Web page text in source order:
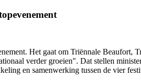
Het gaat om Triënnale
verder groeien". Dat stellen
en samenwerking tussen de vier